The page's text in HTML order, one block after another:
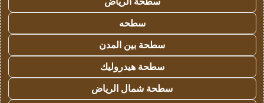
سطحه
سطحة بين المدن
سطحة هيدروليك
سطحة شمال الرياض